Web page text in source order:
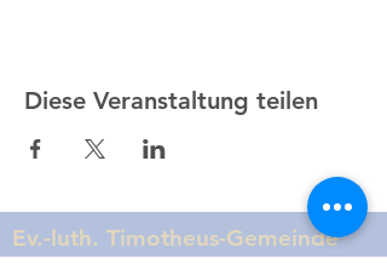
Diese Veranstaltung teilen
Ev.-luth. Timotheus-Gemeinde